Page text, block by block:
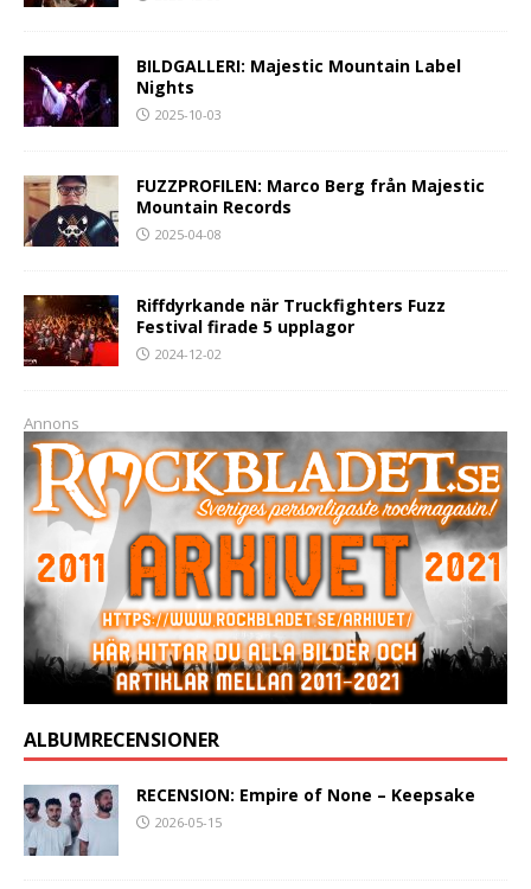
BILDGALLERI: Majestic Mountain Label
Nights
2025-10-03
FUZZPROFILEN: Marco Berg från Majestic
Mountain Records
2025-04-08
Riffdyrkande när Truckfighters Fuzz
Festival firade 5 upplagor
2024-12-02
Annons
ALBUMRECENSIONER
RECENSION: Empire of None – Keepsake
2026-05-15